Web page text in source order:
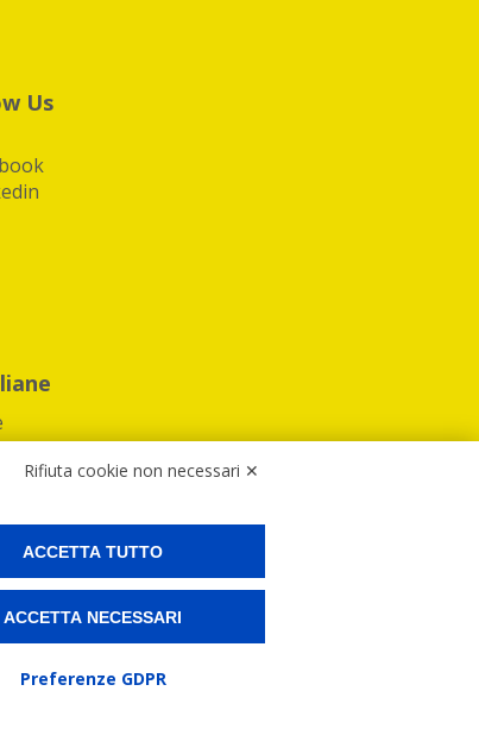
Us
Cookies
i tuoi pacchi.
Rifiuta cookie non necessari ✕
ACCETTA TUTTO
ACCETTA NECESSARI
Preferenze GDPR